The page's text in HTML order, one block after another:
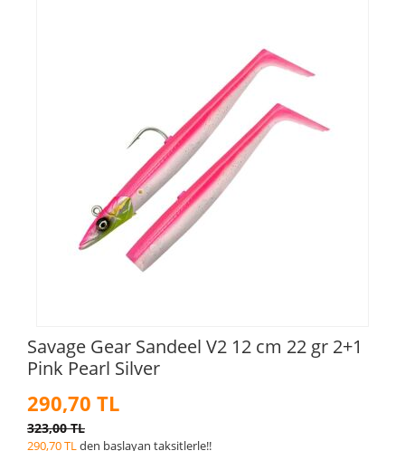
Savage Gear Sandeel V2 12 cm 22 gr 2+1
Pink Pearl Silver
290,70 TL
323,00 TL
290,70 TLden başlayan taksitlerle!!